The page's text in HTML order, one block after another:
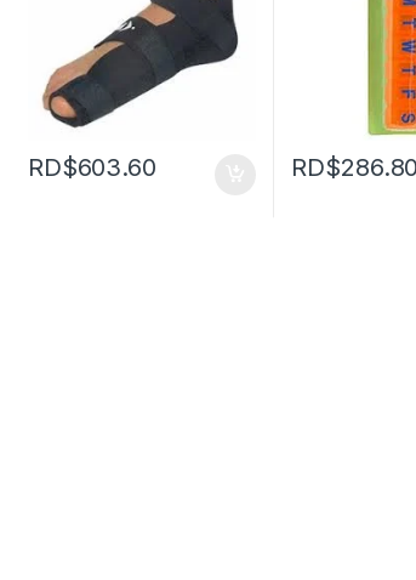
RD$603.60 RD$286.80